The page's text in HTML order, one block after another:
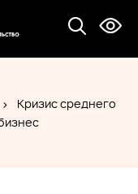
Кризис среднего